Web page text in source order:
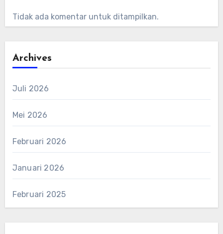
Tidak ada komentar untuk ditampilkan.
Archives
Juli 2026
Mei 2026
Februari 2026
Januari 2026
Februari 2025